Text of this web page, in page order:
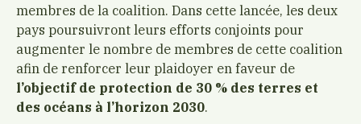
membres de la coalition. Dans cette lancée, les deux
pays poursuivront leurs efforts conjoints pour
augmenter le nombre de membres de cette coalition
afin de renforcer leur plaidoyer en faveur de
l’objectif de protection de 30 % des terres et
des océans à l’horizon 2030.